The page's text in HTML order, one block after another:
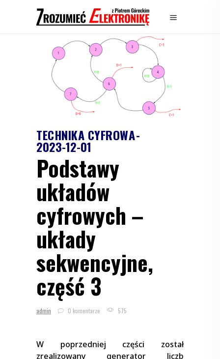
TECHNIKA CYFROWA
2023-12-01
Podstawy
układów
cyfrowych –
układy
sekwencyjne,
część 3
admin 0 komentarze 575
W poprzedniej części został
zrealizowany generator liczb